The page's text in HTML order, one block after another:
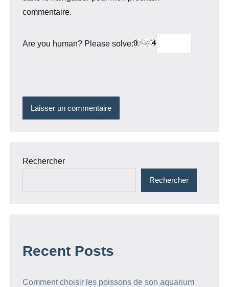
commentaire.
Are you human? Please solve:
Rechercher
Rechercher
Recent Posts
Comment choisir les poissons de son aquarium